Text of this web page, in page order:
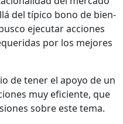
del típi­co bono de bien­
eje­cu­tar acciones
por los mejores
de ten­er el apoyo de un
muy efi­ciente, que
sobre este tema.